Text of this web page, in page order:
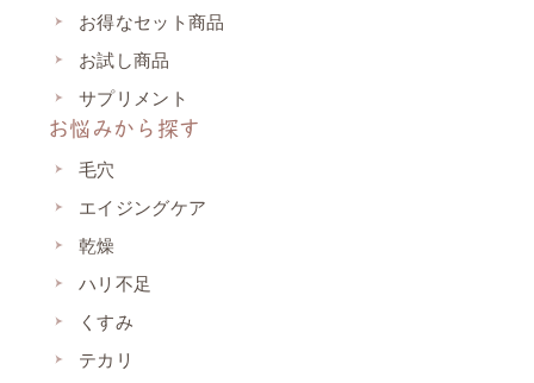
お得なセット商品
お試し商品
サプリメント
お悩みから探す
毛穴
エイジングケア
乾燥
ハリ不足
くすみ
テカリ